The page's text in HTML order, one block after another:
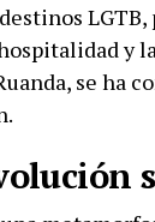
y
se ha